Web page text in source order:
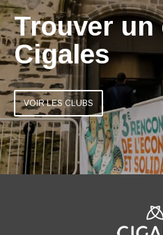
Trouver un
Cigales
VOIR LES CLUBS